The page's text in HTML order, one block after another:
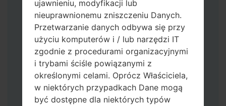
ujawnieniu, modyfikacji lub
nieuprawnionemu zniszczeniu Danych.
Przetwarzanie danych odbywa się przy
użyciu komputerów i / lub narzędzi IT
zgodnie z procedurami organizacyjnymi
i trybami ściśle powiązanymi z
określonymi celami. Oprócz Właściciela,
w niektórych przypadkach Dane mogą
być dostępne dla niektórych typów